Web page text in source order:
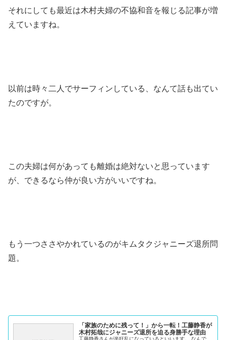
それにしても最近は木村夫婦の不協和音を報じる記事が増
えていますね。
以前は時々二人でサーフィンしている、なんて話も出てい
たのですが。
この夫婦は何があっても離婚は絶対ないと思っています
が、できるなら仲が良い方がいいですね。
もう一つささやかれているのがキムタクジャニーズ退所問
題。
「家族のために残って！」から一転！工藤静香が
木村拓哉にジャニーズ退所を迫る身勝手な理由
工藤静香さんが半狂乱になっているといいます。 なんで